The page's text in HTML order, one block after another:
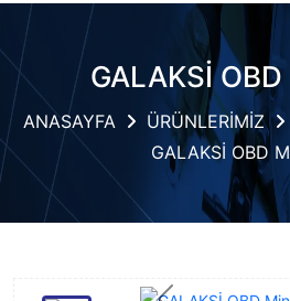
GALAKSİ
ANASAYFA ÜRÜNLERİMİZ
GALAKSİ OBD